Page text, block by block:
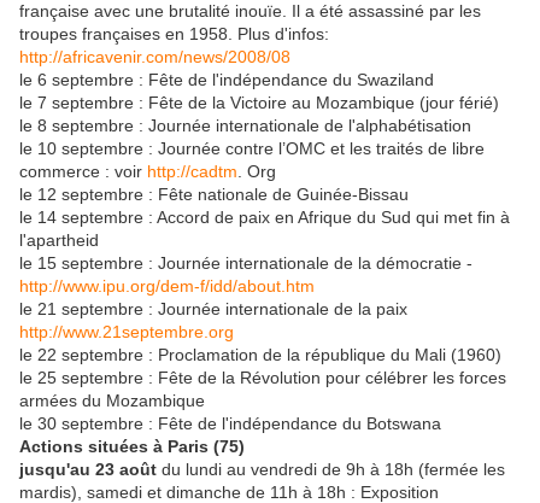
française avec une brutalité inouïe. Il a été assassiné par les
troupes françaises en 1958. Plus d'infos:
http://africavenir.com/news/2008/08
le 6 septembre : Fête de l'indépendance du Swaziland
le 7 septembre : Fête de la Victoire au Mozambique (jour férié)
le 8 septembre : Journée internationale de l'alphabétisation
le 10 septembre : Journée contre l’OMC et les traités de libre
commerce : voir http://cadtm . Org
le 12 septembre : Fête nationale de Guinée-Bissau
le 14 septembre : Accord de paix en Afrique du Sud qui met fin à
l'apartheid
le 15 septembre : Journée internationale de la démocratie -
http://www.ipu.org/dem-f/idd/about.htm
le 21 septembre : Journée internationale de la paix
http://www.21septembre.org
le 22 septembre : Proclamation de la république du Mali (1960)
le 25 septembre : Fête de la Révolution pour célébrer les forces
armées du Mozambique
le 30 septembre : Fête de l'indépendance du Botswana
Actions situées à Paris (75)
jusqu'au 23 août du lundi au vendredi de 9h à 18h (fermée les
mardis), samedi et dimanche de 11h à 18h : Exposition